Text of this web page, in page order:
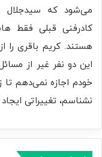
می‌شود که سیدجلال
کادرفنی قبلی فقط
هستند. کریم باقری
این دو نفر غیر از
خودم اجازه نمی‌دهم
نشناسم، تغییراتی